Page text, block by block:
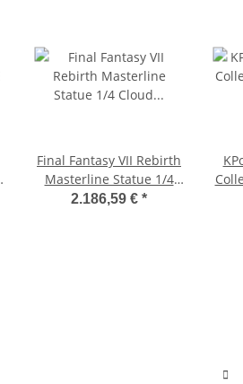
Final Fantasy VII Rebirth
Masterline Statue 1/4
Cloud Strife 68 cm
2.186,59 € *